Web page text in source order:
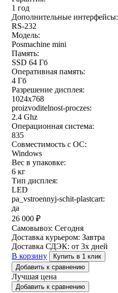
1 год
Дополнительные интерфейсы:
RS-232
Модель:
Posmachine mini
Память:
SSD 64 Гб
Оперативная память:
4 Гб
Разрешение дисплея:
1024x768
proizvoditelnost-proczes:
2.4 Ghz
Операционная система:
835
Совместимость с ОС:
Windows
Вес в упаковке:
6 кг
Тип дисплея:
LED
pa_vstroennyj-schit-plastcart:
да
26 000 ₽
Самовывоз: Сегодня
Доставка курьером: Завтра
Доставка СДЭК: от 3х дней
В корзину
Купить в 1 клик
Добавить к сравнению
Лучшая цена
Добавить к сравнению